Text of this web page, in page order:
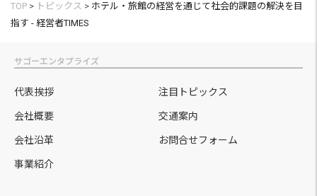
TOP > トピックス > ホテル・旅館の経営を通じて社会的課題の解決を目
指す - 経営者TIMES
サゴーエンタプライズ
代表挨拶 注目トピックス
会社概要 交通案内
会社沿革 お問合せフォーム
事業紹介